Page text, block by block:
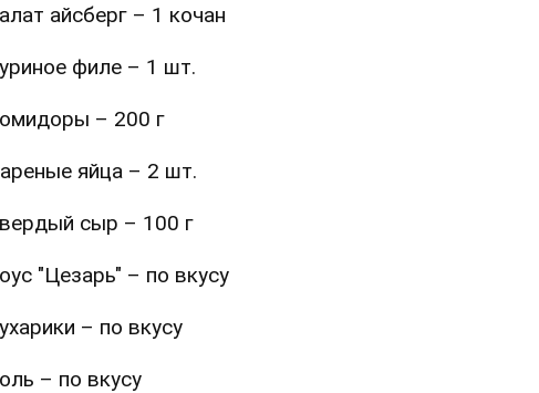
айсберг – 1 кочан
филе – 1 шт.
– 200 г
яйца – 2 шт.
сыр – 100 г
"Цезарь" – по вкусу
– по вкусу
– по вкусу